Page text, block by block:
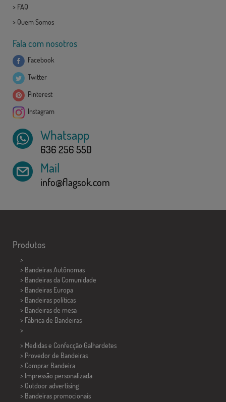
> FAQ
> Quem Somos
Fala com nosotros
Facebook
Twitter
Pinterest
Instagram
Whatsapp
636 256 550
Mail
info@flagsok.com
Produtos
>
> Bandeiras Autônomas
> Bandeiras da Comunidade
> Bandeiras Europa
> Bandeiras políticas
> Bandeiras de mesa
> Fábrica de Bandeiras
>
> Medidas e Confecção Galhardetes
> Provedor de Bandeiras
> Comprar Bandeira
> Impressão personalizada
> Outdoor advertising
> Bandeiras promocionais